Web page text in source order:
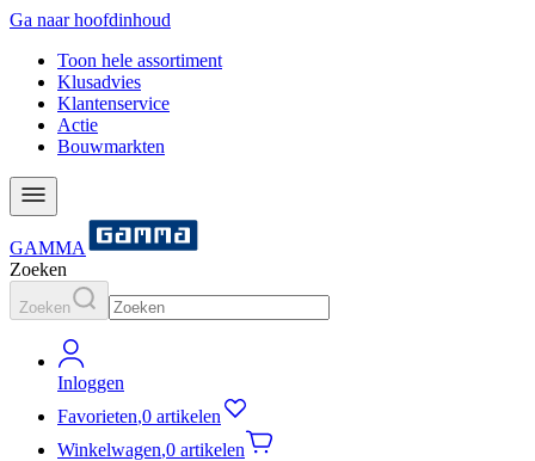
Ga naar hoofdinhoud
Toon hele assortiment
Klusadvies
Klantenservice
Actie
Bouwmarkten
GAMMA
Zoeken
Zoeken
Inloggen
Favorieten,0 artikelen
Winkelwagen,0 artikelen